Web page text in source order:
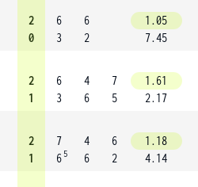
2
0
6
3
6
2
1.05
7.45
2
1
6
3
4
6
7
5
1.61
2.17
2
1
7
6 5
4
6
6
2
1.18
4.14